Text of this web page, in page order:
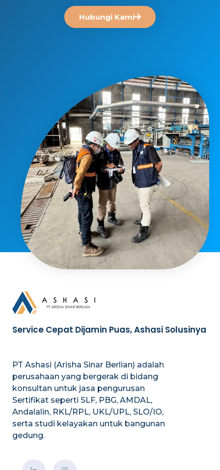
Hubungi Kami
Service Cepat Dijamin Puas, Ashasi Solusinya
PT Ashasi (Arisha Sinar Berlian) adalah
perusahaan yang bergerak di bidang
konsultan untuk jasa pengurusan
Sertifikat seperti SLF, PBG, AMDAL,
Andalalin, RKL/RPL, UKL/UPL, SLO/IO,
serta studi kelayakan untuk bangunan
gedung.